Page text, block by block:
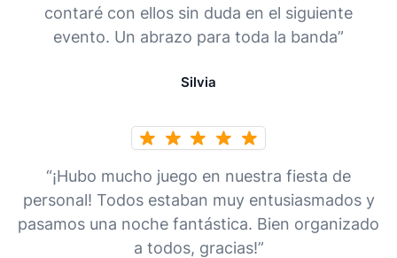
contaré con ellos sin duda en el siguiente
evento. Un abrazo para toda la banda”
Silvia
“¡Hubo mucho juego en nuestra fiesta de
personal! Todos estaban muy entusiasmados y
pasamos una noche fantástica. Bien organizado
a todos, gracias!”